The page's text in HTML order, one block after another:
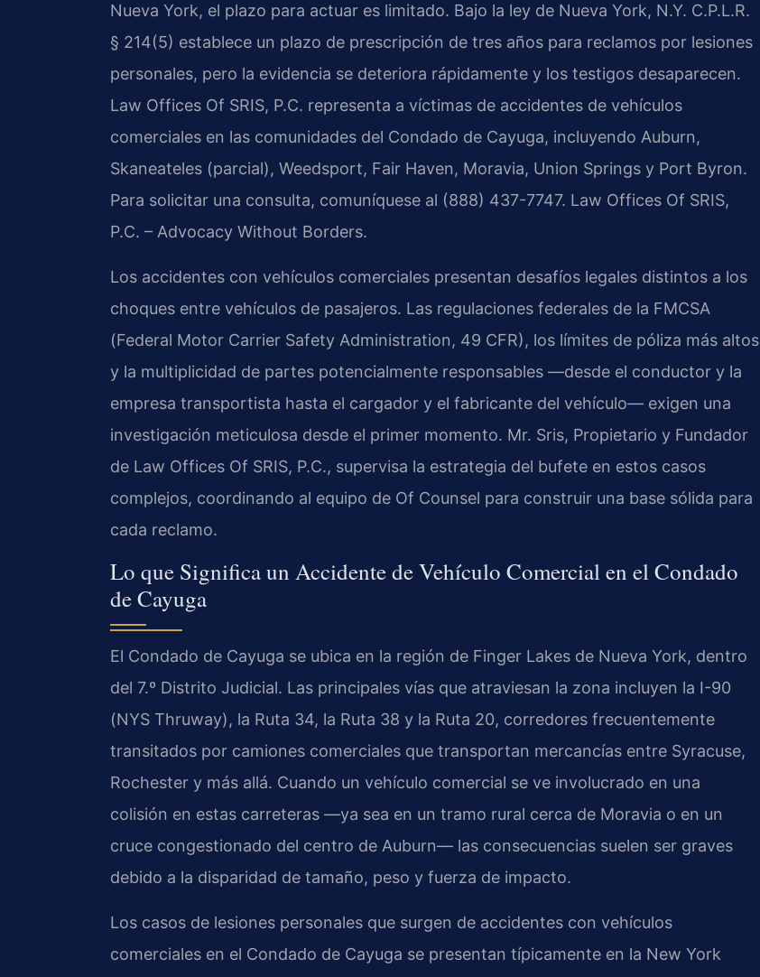
Nueva York, el plazo para actuar es limitado. Bajo la ley de Nueva York, N.Y. C.P.L.R.
§ 214(5) establece un plazo de prescripción de tres años para reclamos por lesiones
personales, pero la evidencia se deteriora rápidamente y los testigos desaparecen.
Law Offices Of SRIS, P.C. representa a víctimas de accidentes de vehículos
comerciales en las comunidades del Condado de Cayuga, incluyendo Auburn,
Skaneateles (parcial), Weedsport, Fair Haven, Moravia, Union Springs y Port Byron.
Para solicitar una consulta, comuníquese al (888) 437-7747. Law Offices Of SRIS,
P.C. – Advocacy Without Borders.
Los accidentes con vehículos comerciales presentan desafíos legales distintos a los
choques entre vehículos de pasajeros. Las regulaciones federales de la FMCSA
(Federal Motor Carrier Safety Administration, 49 CFR), los límites de póliza más altos
y la multiplicidad de partes potencialmente responsables —desde el conductor y la
empresa transportista hasta el cargador y el fabricante del vehículo— exigen una
investigación meticulosa desde el primer momento. Mr. Sris, Propietario y Fundador
de Law Offices Of SRIS, P.C., supervisa la estrategia del bufete en estos casos
complejos, coordinando al equipo de Of Counsel para construir una base sólida para
cada reclamo.
Lo que Significa un Accidente de Vehículo Comercial en el Condado
de Cayuga
El Condado de Cayuga se ubica en la región de Finger Lakes de Nueva York, dentro
del 7.º Distrito Judicial. Las principales vías que atraviesan la zona incluyen la I-90
(NYS Thruway), la Ruta 34, la Ruta 38 y la Ruta 20, corredores frecuentemente
transitados por camiones comerciales que transportan mercancías entre Syracuse,
Rochester y más allá. Cuando un vehículo comercial se ve involucrado en una
colisión en estas carreteras —ya sea en un tramo rural cerca de Moravia o en un
cruce congestionado del centro de Auburn— las consecuencias suelen ser graves
debido a la disparidad de tamaño, peso y fuerza de impacto.
Los casos de lesiones personales que surgen de accidentes con vehículos
comerciales en el Condado de Cayuga se presentan típicamente en la New York